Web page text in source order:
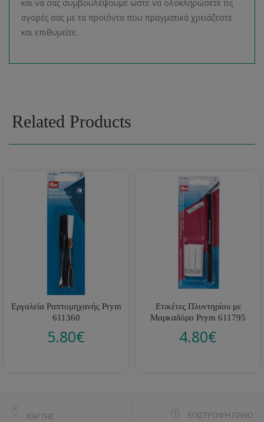
και να σας συμβουλέψουμε ώστε να ολοκληρώσετε τις
αγορές σας με τα προϊόντα που πραγματικά χρειάζεστε
και επιθυμείτε.
Related Products
Εργαλεία Ραπτομηχανής Prym
611360
5.80€
Ετικέτες Πλυντηρίου με
Μαρκαδόρο Prym 611795
4.80€
ΧΆΡΤΗΣ ΕΠΙΣΤΡΟΦΉ ΠΆΝΩ